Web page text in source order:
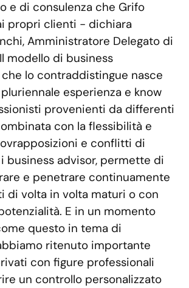
e di consulenza che Grifo
propri clienti - dichiara
Amministratore Delegato di
modello di business
lo contraddistingue nasce
esperienza e know
provenienti da differenti
con la flessibilità e
e conflitti di
business advisor, permette di
e penetrare continuamente
di volta in volta maturi o con
E in un momento
questo in tema di
ritenuto importante
con figure professionali
un controllo personalizzato